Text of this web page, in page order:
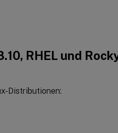
RHEL und
Distributionen: